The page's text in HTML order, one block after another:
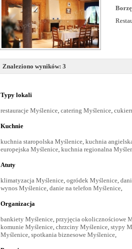
Znaleziono wyników: 3
Typy lokali
restauracje Myślenice, catering Myślenice,
Kuchnie
kuchnia staropolska Myślenice, kuchnia
europejska Myślenice, kuchnia regionalna
Atuty
klimatyzacja Myślenice, ogródek Myślenice,
wynos Myślenice, danie na telefon Myślenice,
Organizacja
bankiety Myślenice, przyjęcia okolicznościowe
komunie Myślenice, chrzciny Myślenice, stypy
Myślenice, spotkania biznesowe Myślenice,